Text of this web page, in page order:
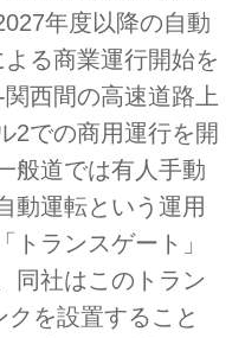
年度以降の自動
る商業運行開始を
西間の高速道路上
2での商用運行を開
般道では有人手動
動運転という運用
トランスゲート」
同社はこのトラン
を設置すること